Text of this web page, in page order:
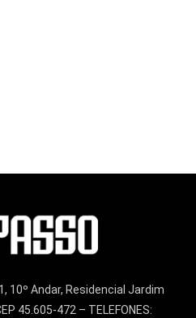
10º Andar, Residencial Jardim
45.605-472 – TELEFONES: